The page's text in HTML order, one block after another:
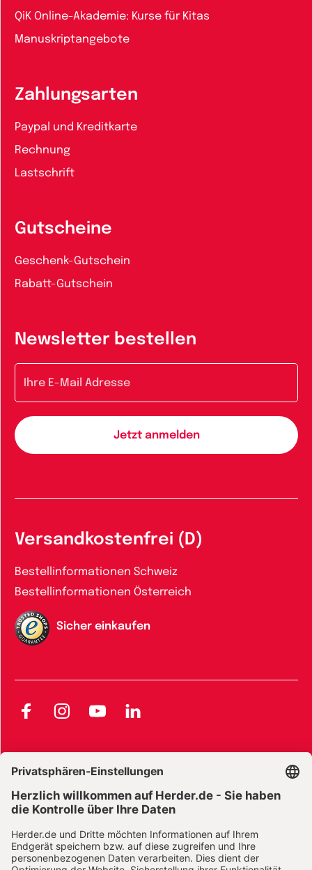
QiK Online-Akademie: Kurse für Kitas
Manuskriptangebote
Zahlungsarten
Paypal und Kreditkarte
Rechnung
Lastschrift
Gutscheine
Geschenk-Gutschein
Rabatt-Gutschein
Newsletter bestellen
Versandkostenfrei (D)
Bestellinformationen Schweiz
Bestellinformationen Österreich
Sicher einkaufen
FacebookInstagramYouTubeLinkedIn
Widerrufsbelehrung E-Books
Widerrufsbelehrung Zeitschriften Datenschutz
Datenschutz Social Media Barrierefreiheit